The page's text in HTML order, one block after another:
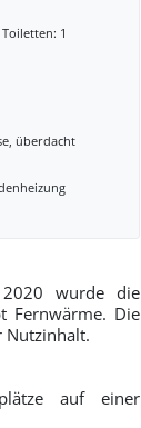
1
überdacht
wurde die
Fernwärme. Die
Nutzinhalt.
auf einer